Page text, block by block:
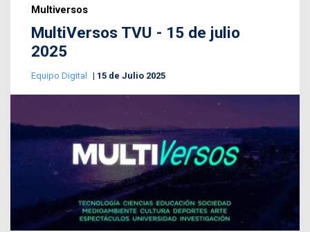
Multiversos
MultiVersos TVU - 15 de julio
2025
Equipo Digital 15 de Julio 2025